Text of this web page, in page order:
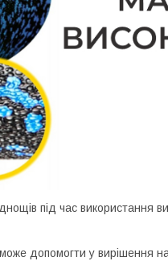
під час використання
допомогти у вирішення